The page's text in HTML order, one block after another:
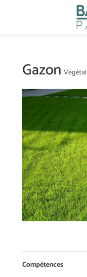
Gazon Végétal
Compétences